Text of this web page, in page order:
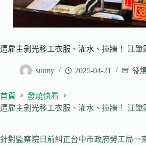
遭雇主剝光移工衣服、灌水、撞牆！ 江肇
sunny 2025-04-21 發
首頁
發燒快看
遭雇主剝光移工衣服、灌水、撞牆！ 江肇
針對監察院日前糾正台中市政府勞工局一